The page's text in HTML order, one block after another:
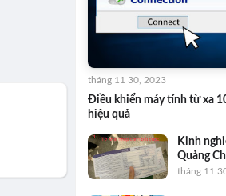
Điều khiển máy tính từ xa
hiệu quả
tháng 11 30, 2023
Kinh
Quảng
tháng 11